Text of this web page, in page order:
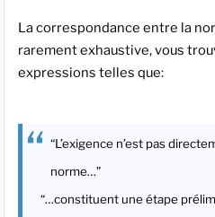
La correspondance entre la
rarement exhaustive, vous
expressions telles que:
“L’exigence n’est pas
norme…”
“…constituent une étape